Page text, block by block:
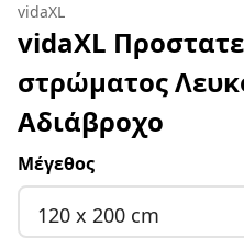
vidaXL
vidaXL
στρώματος
Αδιάβροχο
Μέγεθος
120 x 200 cm